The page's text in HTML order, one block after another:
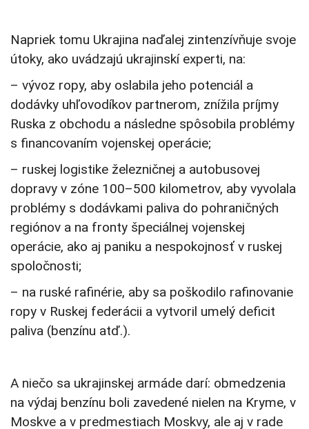
Napriek tomu Ukrajina naďalej zintenzívňuje svoje
útoky, ako uvádzajú ukrajinskí experti, na:
– vývoz ropy, aby oslabila jeho potenciál a
dodávky uhľovodíkov partnerom, znížila príjmy
Ruska z obchodu a následne spôsobila problémy
s financovaním vojenskej operácie;
– ruskej logistike železničnej a autobusovej
dopravy v zóne 100–500 kilometrov, aby vyvolala
problémy s dodávkami paliva do pohraničných
regiónov a na fronty špeciálnej vojenskej
operácie, ako aj paniku a nespokojnosť v ruskej
spoločnosti;
– na ruské rafinérie, aby sa poškodilo rafinovanie
ropy v Ruskej federácii a vytvoril umelý deficit
paliva (benzínu atď.).
A niečo sa ukrajinskej armáde darí: obmedzenia
na výdaj benzínu boli zavedené nielen na Kryme, v
Moskve a v predmestiach Moskvy, ale aj v rade